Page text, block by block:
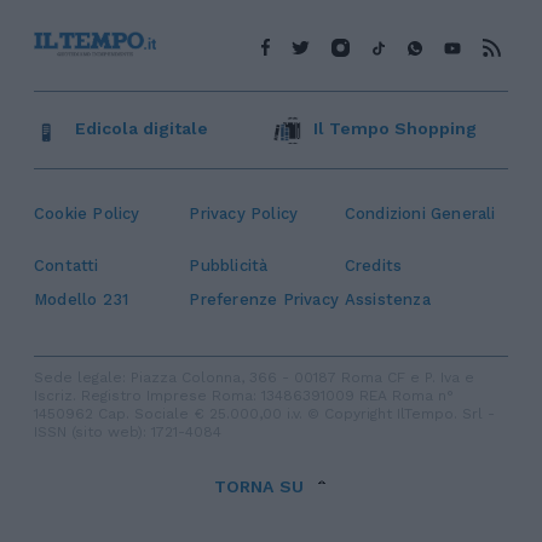
Cookie Policy Privacy Policy Condizioni Generali
Contatti Pubblicità
Credits
Modello 231
Preferenze Privacy Assistenza
Edicola digitale Il Tempo Shopping
TORNA SU